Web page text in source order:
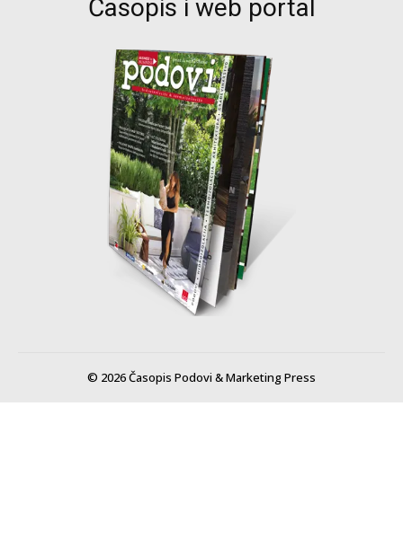
Časopis i web portal
© 2026 Časopis Podovi & Marketing Press